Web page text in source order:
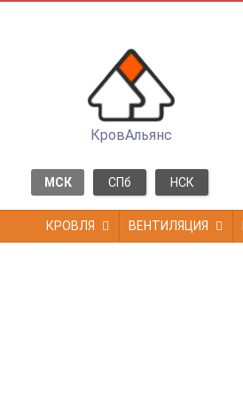
КровАльянс
МСК СПб НСК
КРОВЛЯ ВЕНТИЛЯЦИЯ